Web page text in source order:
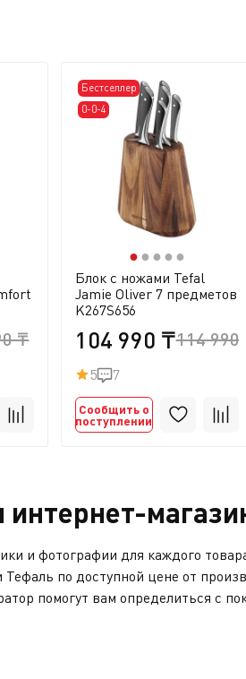
₸
Бестселлер
0-0-4
●● ● ● ●
Блок с ножами Tefal
Jamie Oliver 7 предметов
K267S656
104 990 ₸114 990 ₸
5 7
Сообщить о
поступлении
и фотографии для каждого
по доступной цене от
помогут вам определиться с